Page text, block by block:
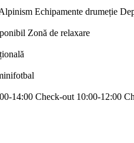
Echipamente drumeție
Zonă de relaxare
14:00 Check-out 10:00-12:00